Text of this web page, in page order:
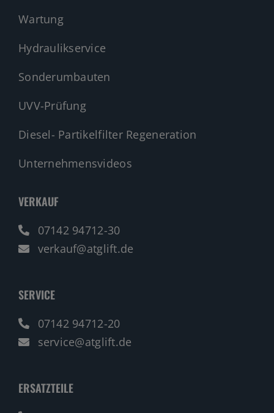
Wartung
Hydraulikservice
Sonderumbauten
UVV-Prüfung
Diesel- Partikelfilter Regeneration
Unternehmensvideos
VERKAUF
07142 94712-30
verkauf@atglift.de
SERVICE
07142 94712-20
service@atglift.de
ERSATZTEILE